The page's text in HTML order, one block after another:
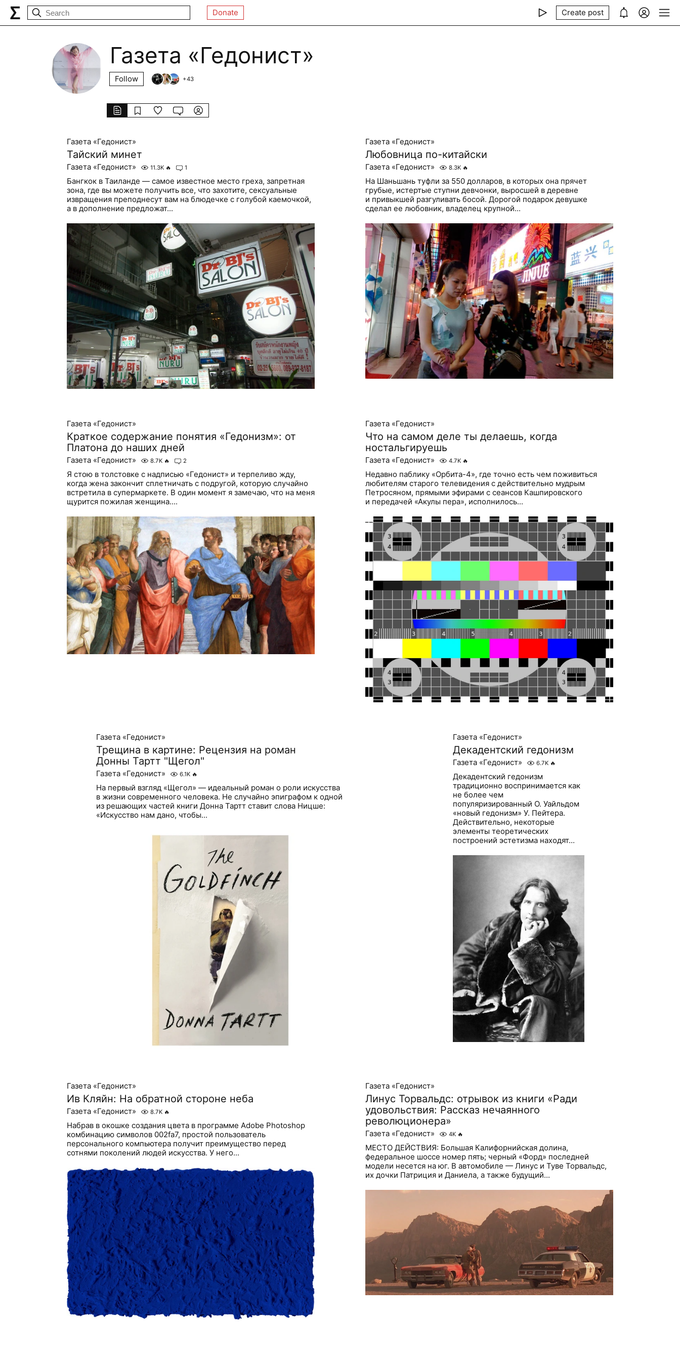
Donate Create post
Газета «Гедонист»
Follow +43
Газета «Гедонист»
Тайский минет
Газета «Гедонист» 11.3K 🔥 1
Бангкок в Таиланде — самое известное место греха, запретная
зона, где вы можете получить все, что захотите, сексуальные
извращения преподнесут вам на блюдечке с голубой каемочкой,
а в дополнение предложат...
Газета «Гедонист»
Любовница по-китайски
Газета «Гедонист» 8.3K 🔥
На Шаньшань туфли за 550 долларов, в которых она прячет
грубые, истертые ступни девчонки, выросшей в деревне
и привыкшей разгуливать босой. Дорогой подарок девушке
сделал ее любовник, владелец крупной...
Газета «Гедонист»
Краткое содержание понятия «Гедонизм»: от
Платона до наших дней
Газета «Гедонист» 8.7K 🔥 2
Я стою в толстовке с надписью «Гедонист» и терпеливо жду,
когда жена закончит сплетничать с подругой, которую случайно
встретила в супермаркете. В один момент я замечаю, что на меня
щурится пожилая женщина....
Газета «Гедонист»
Что на самом деле ты делаешь, когда
ностальгируешь
Газета «Гедонист» 4.7K 🔥
Недавно паблику «Орбита-4», где точно есть чем поживиться
любителям старого телевидения с действительно мудрым
Петросяном, прямыми эфирами с сеансов Кашпировского
и передачей «Акулы пера», исполнилось...
Газета «Гедонист»
Трещина в картине: Рецензия на роман
Донны Тартт "Щегол"
Газета «Гедонист» 6.1K 🔥
На первый взгляд «Щегол» — идеальный роман о роли искусства
в жизни современного человека. Не случайно эпиграфом к одной
из решающих частей книги Донна Тартт ставит слова Ницше:
«Искусство нам дано, чтобы...
Газета «Гедонист»
Декадентский гедонизм
Газета «Гедонист» 6.7K 🔥
Декадентский гедонизм
традиционно воспринимается как
не более чем
популяризированный О. Уайльдом
«новый гедонизм» У. Пейтера.
Действительно, некоторые
элементы теоретических
построений эстетизма находят...
Газета «Гедонист»
Ив Кляйн: На обратной стороне неба
Газета «Гедонист» 8.7K 🔥
Набрав в окошке создания цвета в программе Adobe Photoshop
комбинацию символов 002fa7, простой пользователь
персонального компьютера получит преимущество перед
сотнями поколений людей искусства. У него...
Газета «Гедонист»
Линус Торвальдс: отрывок из книги «Ради
удовольствия: Рассказ нечаянного
революционера»
Газета «Гедонист» 4K 🔥
МЕСТО ДЕЙСТВИЯ: Большая Калифорнийская долина,
федеральное шоссе номер пять; черный «Форд» последней
модели несется на юг. В автомобиле — Линус и Туве Торвальдс,
их дочки Патриция и Даниела, а также будущий...